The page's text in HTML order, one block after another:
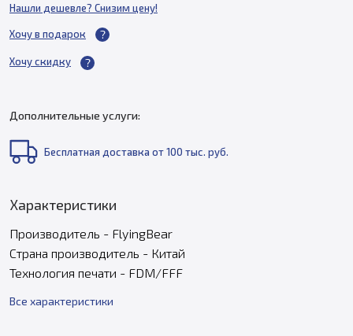
Нашли дешевле? Снизим цену!
Хочу в подарок
Хочу скидку
Дополнительные услуги:
Бесплатная доставка от 100 тыс. руб.
Характеристики
Производитель - FlyingBear
Страна производитель - Китай
Технология печати - FDM/FFF
Все характеристики